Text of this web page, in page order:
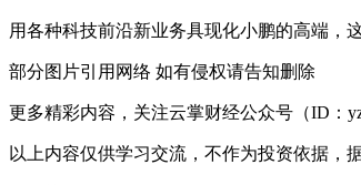
用各种科技前沿新业务具现化小鹏的高端，
部分图片引用网络 如有侵权请告知删除
更多精彩内容，关注云掌财经公众号（ID：
以上内容仅供学习交流，不作为投资依据，